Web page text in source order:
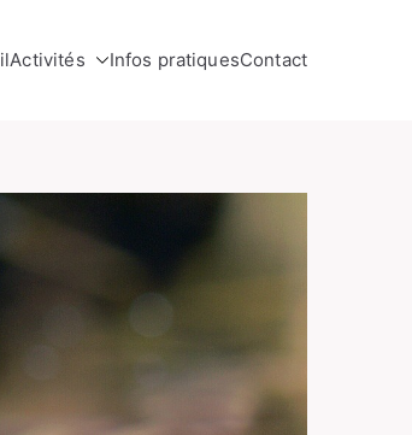
Activités Infos pratiquesContact